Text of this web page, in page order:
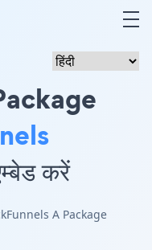
करें
A Package